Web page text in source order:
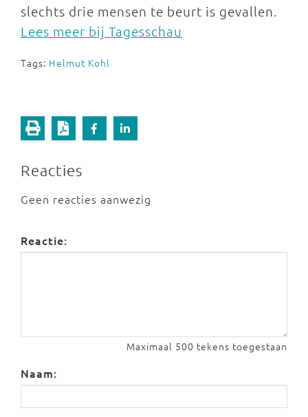
slechts drie mensen te beurt is gevallen.
Lees meer bij Tagesschau
Tags: Helmut Kohl
Reacties
Geen reacties aanwezig
Reactie:
Maximaal 500 tekens toegestaan
Naam: